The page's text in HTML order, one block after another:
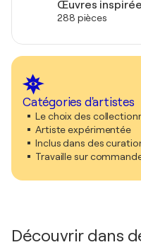
Œuvres
288 pièces
Catégories d'artistes
Le choix des
Artiste expérimentée
Inclus dans des
Travaille sur
Découvrir dans